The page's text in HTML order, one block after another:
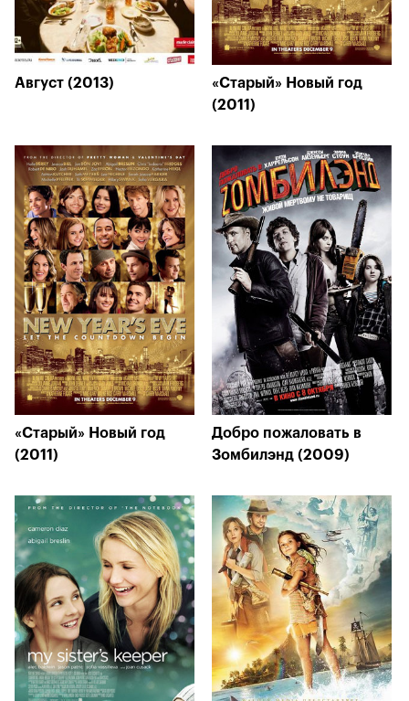
Август (2013)
«Старый» Новый год
(2011)
«Старый» Новый год
(2011)
Добро пожаловать в
Зомбилэнд (2009)